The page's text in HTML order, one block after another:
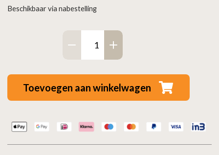
Beschikbaar via nabestelling
stoelconstructie
aantal
Toevoegen aan winkelwagen